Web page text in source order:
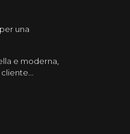
una
e moderna,